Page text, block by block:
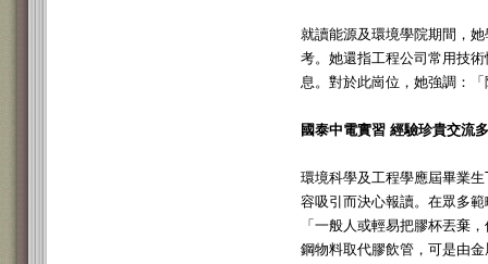
就讀能源及環境學院期間，
考。她還指工程公司常用技
息。對於此崗位，她強調：
國泰中電實習 經驗珍貴交流多
環境科學及工程學應屆畢業
容吸引而決心報讀。在眾多
「一般人或輕易把膠杯丟棄
鋼物料取代膠飲管，可是由